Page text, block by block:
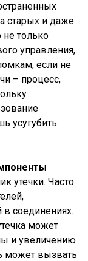
старых и даже
только
управления,
если не
– процесс,
усугубить
утечки. Часто
соединениях.
может
и увеличению
может вызвать